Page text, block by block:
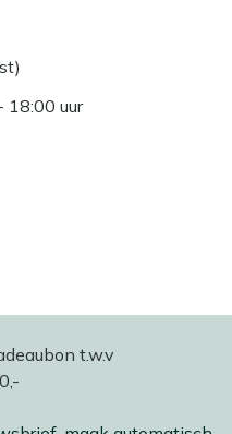
18:00 uur